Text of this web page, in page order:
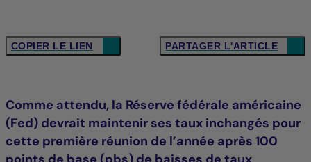
COPIER LE LIEN PARTAGER L'ARTICLE
Comme attendu, la Réserve fédérale américaine
(Fed) devrait maintenir ses taux inchangés pour
cette première réunion de l’année après 100